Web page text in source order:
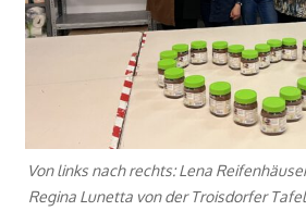
Von links nach rechts: Lena
Regina Lunetta von der Troisdorfer